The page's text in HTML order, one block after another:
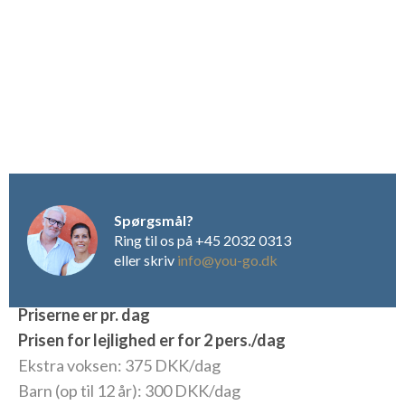
og én til øvrige el-biler.
Spørgsmål?
Ring til os på +45 2032 0313
eller skriv info@you-go.dk
Priserne er pr. dag
Prisen for lejlighed er for 2 pers./dag
Ekstra voksen: 375 DKK/dag
Barn (op til 12 år): 300 DKK/dag